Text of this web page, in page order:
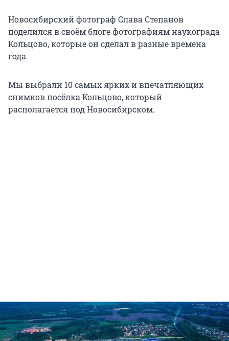
Новосибирский фотограф Слава Степанов
поделился в своём блоге фотографиям наукограда
Кольцово, которые он сделал в разные времена
года.
Мы выбрали 10 самых ярких и впечатляющих
снимков посёлка Кольцово, который
располагается под Новосибирском.